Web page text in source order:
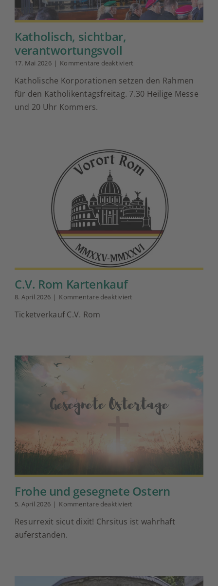
Katholisch, sichtbar,
verantwortungsvoll
17. Mai 2026 | Kommentare deaktiviert
sichtbar,
verantwortungsvoll
Katholische Korporationen setzen den Rahmen
für den Katholikentagsfreitag. 7.30 Heilige Messe
und 20 Uhr Kommers.
C.V. Rom Kartenkauf
8. April 2026 | Kommentare deaktiviert
Ticketverkauf C.V. Rom
Frohe und gesegnete Ostern
5. April 2026 | Kommentare deaktiviert
und
Resurrexit sicut dixit! Chrsitus ist wahrhaft
auferstanden.